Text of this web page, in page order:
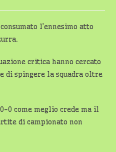
l’ennesimo atto
critica hanno cercato
di spingere la squadra oltre
0 come meglio crede ma il
di campionato non